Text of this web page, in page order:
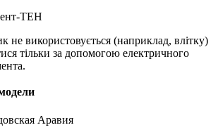
ТЕН
не використовується (наприклад, влітку)
тільки за допомогою електричного
Аравия